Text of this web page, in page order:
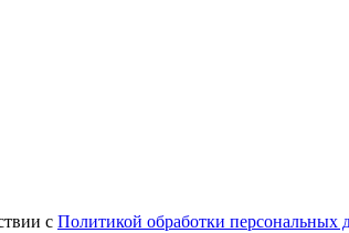
с Политикой обработки персональных